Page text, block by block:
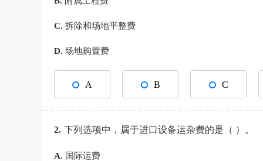
C. 拆除和场地平整费
D. 场地购置费
A B C
2. 下列选项中，属于进口设备运杂费的是（ ）。
A. 国际运费